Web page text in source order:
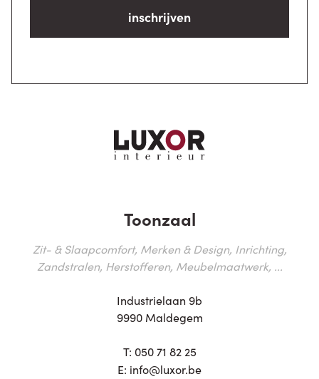
inschrijven
Toonzaal
Zit- & Slaapcomfort, Merken & Design, Inrichting,
Zandstralen, Herstofferen, Meubelmaatwerk, ...
Industrielaan 9b
9990 Maldegem
T: 050 71 82 25
E: info@luxor.be